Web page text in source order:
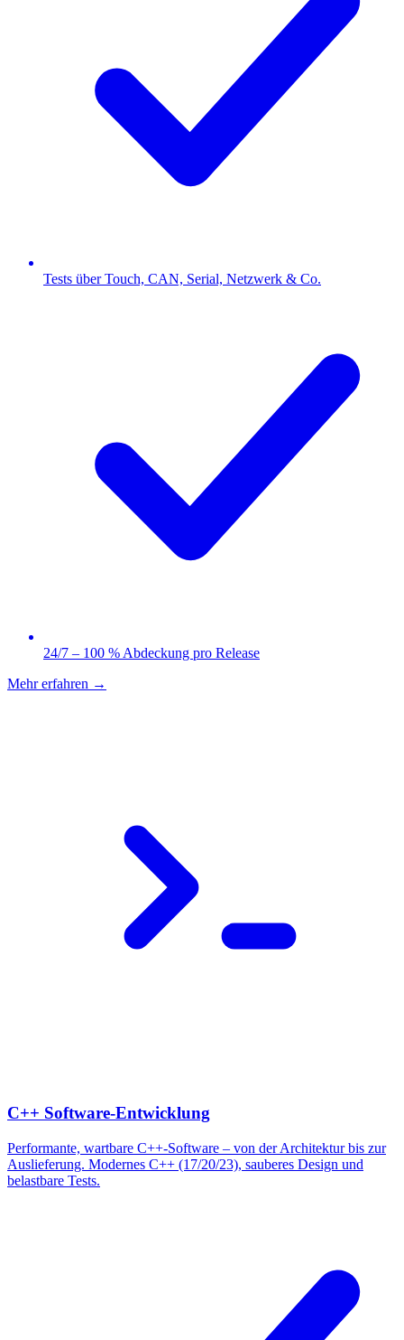
Tests über Touch, CAN, Serial, Netzwerk & Co.
24/7 – 100 % Abdeckung pro Release
Mehr erfahren →
C++ Software-Entwicklung
Performante, wartbare C++-Software – von der Architektur bis zur
Auslieferung. Modernes C++ (17/20/23), sauberes Design und
belastbare Tests.